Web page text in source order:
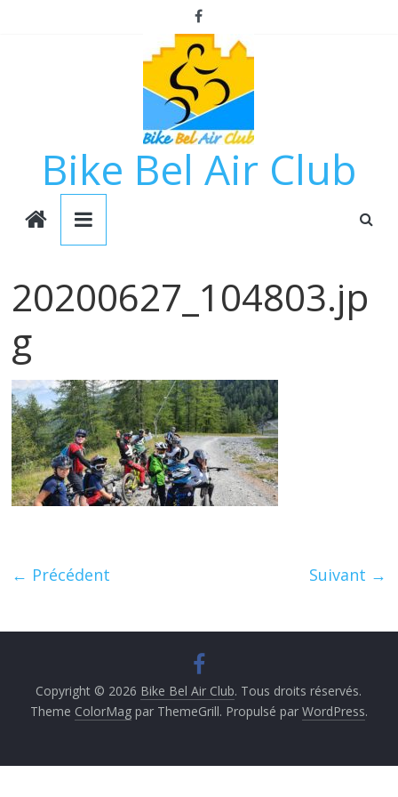
Bike Bel Air Club
20200627_104803.jp
g
← Précédent Suivant →
Copyright © 2026 Bike Bel Air Club. Tous droits réservés.
Theme ColorMagpar ThemeGrill. Propulsé par WordPress.